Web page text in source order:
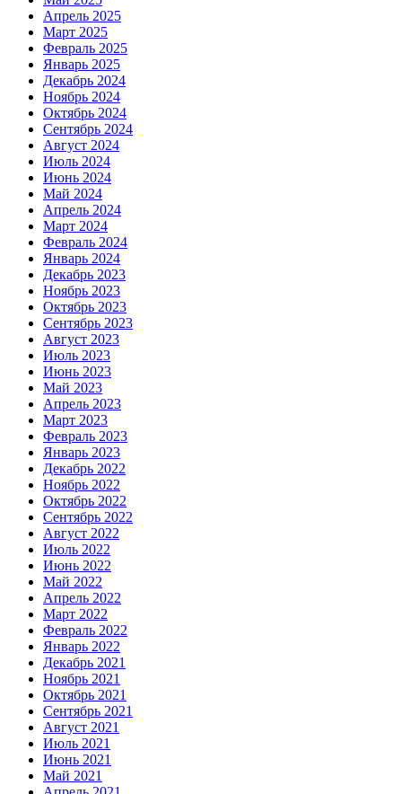
Апрель 2025
Март 2025
Февраль 2025
Январь 2025
Декабрь 2024
Ноябрь 2024
Октябрь 2024
Сентябрь 2024
Август 2024
Июль 2024
Июнь 2024
Май 2024
Апрель 2024
Март 2024
Февраль 2024
Январь 2024
Декабрь 2023
Ноябрь 2023
Октябрь 2023
Сентябрь 2023
Август 2023
Июль 2023
Июнь 2023
Май 2023
Апрель 2023
Март 2023
Февраль 2023
Январь 2023
Декабрь 2022
Ноябрь 2022
Октябрь 2022
Сентябрь 2022
Август 2022
Июль 2022
Июнь 2022
Май 2022
Апрель 2022
Март 2022
Февраль 2022
Январь 2022
Декабрь 2021
Ноябрь 2021
Октябрь 2021
Сентябрь 2021
Август 2021
Июль 2021
Июнь 2021
Май 2021